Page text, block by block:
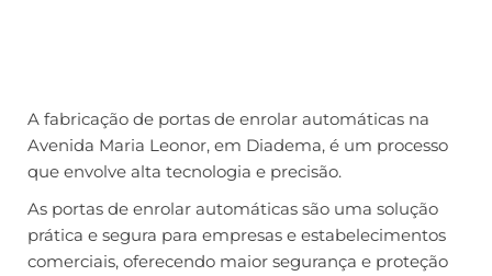
A fabricação de portas de enrolar automáticas na
Avenida Maria Leonor, em Diadema, é um processo
que envolve alta tecnologia e precisão.
As portas de enrolar automáticas são uma solução
prática e segura para empresas e estabelecimentos
comerciais, oferecendo maior segurança e proteção